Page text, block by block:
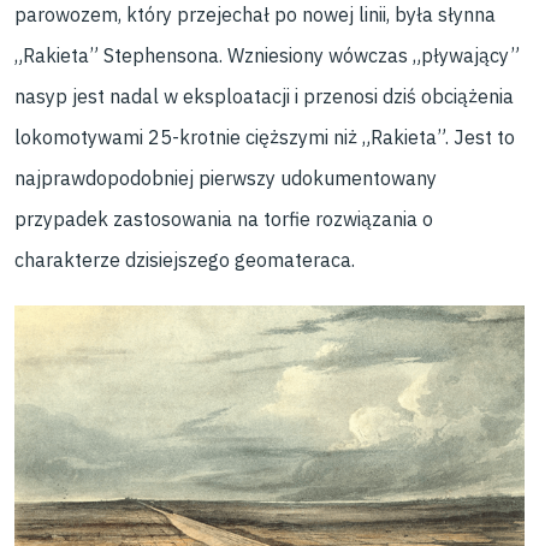
parowozem, który przejechał po nowej linii, była słynna
„Rakieta” Stephensona. Wzniesiony wówczas „pływający”
nasyp jest nadal w eksploatacji i przenosi dziś obciążenia
lokomotywami 25-krotnie cięższymi niż „Rakieta”. Jest to
najprawdopodobniej pierwszy udokumentowany
przypadek zastosowania na torfie rozwiązania o
charakterze dzisiejszego geomateraca.